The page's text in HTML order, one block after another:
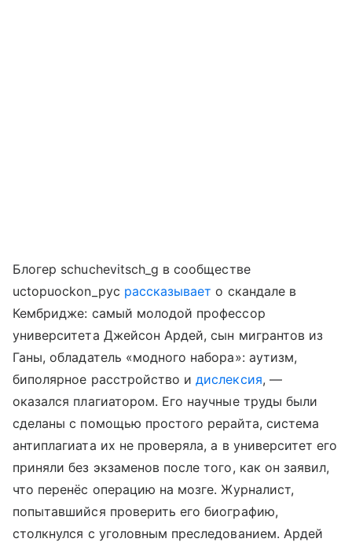
Блогер schuchevitsch_g в сообществе
uctopuockon_pyc рассказывает о скандале в
Кембридже: самый молодой профессор
университета Джейсон Ардей, сын мигрантов из
Ганы, обладатель «модного набора»: аутизм,
биполярное расстройство идислексия, —
оказался плагиатором. Его научные труды были
сделаны с помощью простого рерайта, система
антиплагиата их не проверяла, а в университет его
приняли без экзаменов после того, как он заявил,
что перенёс операцию на мозге. Журналист,
попытавшийся проверить его биографию,
столкнулся с уголовным преследованием. Ардей